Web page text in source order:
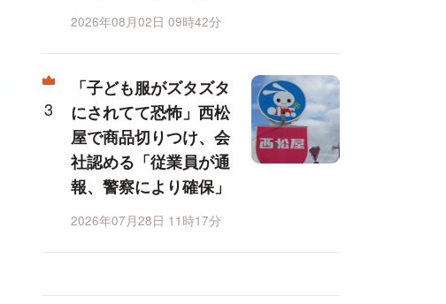
2026年08月02日 09時42分
「子ども服がズタズタ
にされてて恐怖」西松
屋で商品切りつけ、会
社認める「従業員が通
報、警察により確保」
2026年07月28日 11時17分